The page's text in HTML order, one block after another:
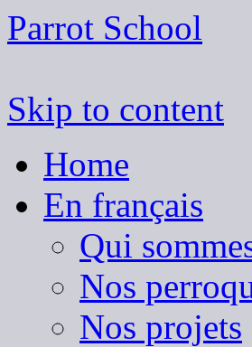
Parrot School
Skip to content
Home
En français
Qui
Nos
Nos projets